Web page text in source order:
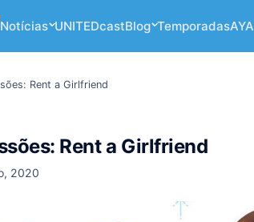
Notícias UNITEDcastBlog TemporadasAYA
Rent a Girlfriend
Rent a Girlfriend
2020